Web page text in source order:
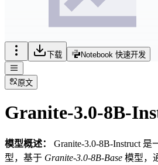
下载 Notebook 快速开发
原文
Granite-3.0-8B-
模型概述：
Granite-3.0-8B-Instruct
型，基于 Granite-3.0-8B-Base 模型，